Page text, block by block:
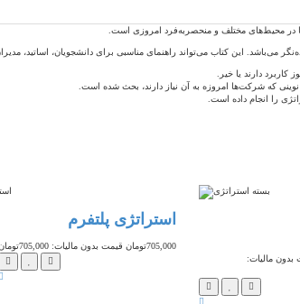
در محیط‌های مختلف و منحصربه‌فرد امروزی است.
می‌باشد. این کتاب می‌تواند راهنمای مناسبی برای دانشجویان، اساتید،
دارند یا خیر.
که شرکت‌ها امروزه به آن نیاز دارند، بحث شده است.
را انجام داده است.
استراتژی پلتفرم
705,000تومان قیمت بدون مالیات: 705,000تومان
بدون مالیات: